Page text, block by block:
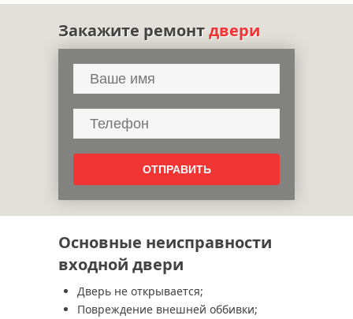
Закажите ремонтдвери
Основные неисправности
входной двери
Дверь не открывается;
Повреждение внешней оббивки;